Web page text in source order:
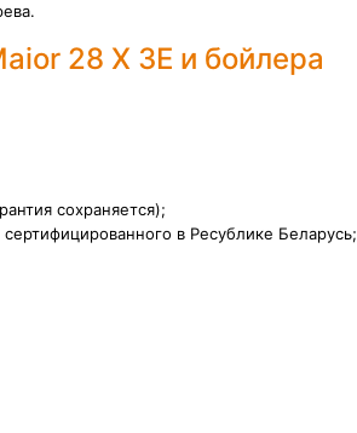
28 X 3E и бойлера
сохраняется);
в Ресублике Беларусь;